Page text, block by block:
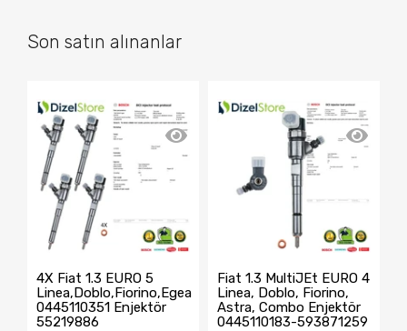
Son satın alınanlar
4X Fiat 1.3 EURO 5
Linea,Doblo,Fiorino,Egea
0445110351 Enjektör
55219886
Fiat 1.3 MultiJEt EURO 4
Linea, Doblo, Fiorino,
Astra, Combo Enjektör
0445110183-593871259